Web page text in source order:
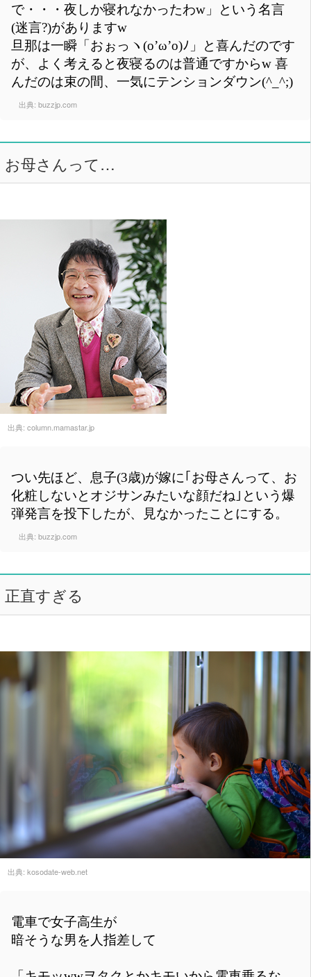
で・・・夜しか寝れなかったわw」という名言
(迷言?)がありますw
旦那は一瞬「おぉっヽ(o’ω’o)ﾉ」と喜んだのです
が、よく考えると夜寝るのは普通ですからw 喜
んだのは束の間、一気にテンションダウン(^_^;)
出典: buzzjp.com
お母さんって…
出典: column.mamastar.jp
つい先ほど、息子(3歳)が嫁に｢お母さんって、お
化粧しないとオジサンみたいな顔だね｣という爆
弾発言を投下したが、見なかったことにする。
出典: buzzjp.com
正直すぎる
出典: kosodate-web.net
電車で女子高生が
暗そうな男を人指差して